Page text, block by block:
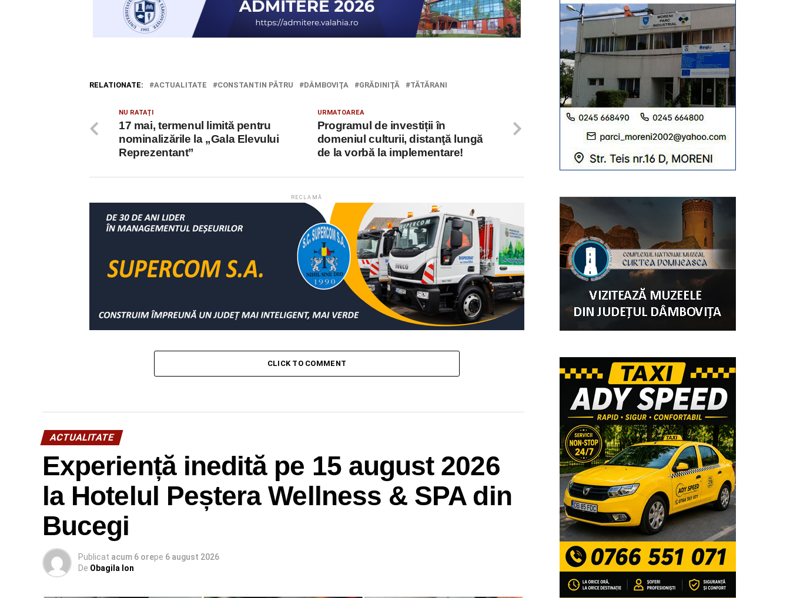
RELATIONATE: ACTUALITATE CONSTANTIN PĂTRU DÂMBOVIŢA GRĂDINIŢĂ TĂTĂRANI
URMATOAREA
Programul de investiții în
domeniul culturii, distanţă lungă
de la vorbă la implementare!
NU RATAȚI
17 mai, termenul limită pentru
nominalizările la „Gala Elevului
Reprezentant”
RECLAMĂ
CLICK TO COMMENT
ACTUALITATE
Experiență inedită pe 15 august 2026
la Hotelul Peștera Wellness & SPA din
Bucegi
Publicat acum 6 orepe 6 august 2026
De Obagila Ion